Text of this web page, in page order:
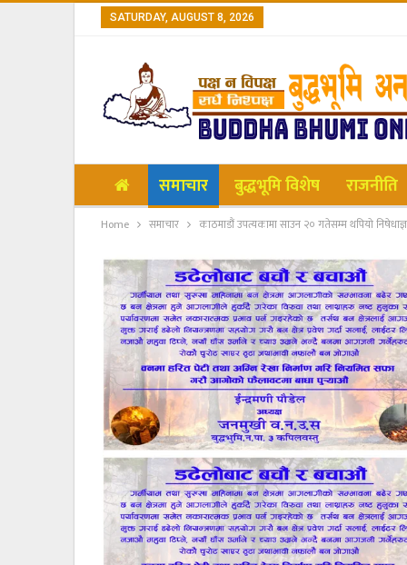
SATURDAY, AUGUST 8, 2026
समाचार बुद्धभूमि विशेष राजनीति
Home समाचार काठमाडौं उपत्यकामा साउन २० गतेसम्म थपियो